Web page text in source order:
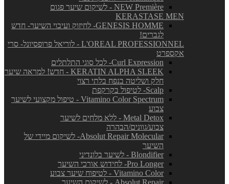
NEW Première - לשיקום שיער פגום
KERASTASE MEN
GENESIS HOMME- לחיזוק ועיבוי השיער- חדש
לגברים!
L'OREAL PROFESSIONNEL - לוריאל פרופסיונל- סרי
אקספרט
Curl Expression- לכל סוגי התלתלים
KERATIN ALPHA SLEEK - חדש! למראה שיער
חלק ושליטה בנפח בלתי רצוי
Scalp- לטיפול בקרקפת
Vitamino Color Spectrum - טיפול מקצועי לשיער
צבוע
Metal Detox - ללא מלחים לשיער
צבוע/גוונים/הבהרה
Absolut Repair Molecular- לשיקום מיידי של
השיער
Blondifier - לשיער בלונדיני
Pro Longer- לחידוש אורכי השיער
Vitamino Color - לטיפוח שיער צבוע
Absolut Repair - לשיקום השיער